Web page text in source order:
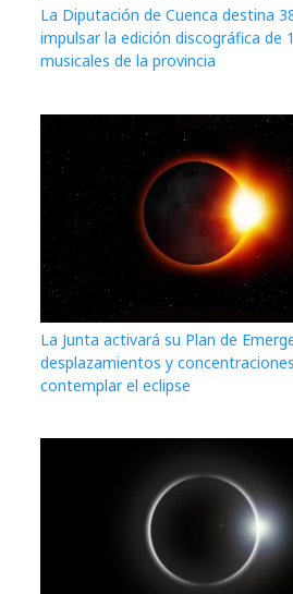
La Diputación de Cuenca destina
impulsar la edición discográfica de
musicales de la provincia
La Junta activará su Plan de
desplazamientos y
contemplar el eclipse